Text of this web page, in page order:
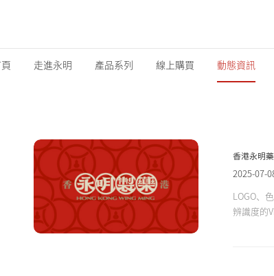
走進永明 產品系列 線上購買 動態資訊
香港永明
2025-07-
LOGO、
辨識度的